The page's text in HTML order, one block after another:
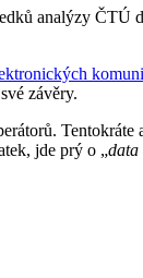
analýzy
závěry.
jde prý o „data